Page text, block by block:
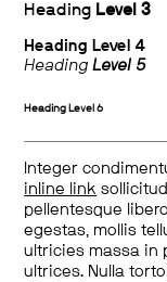
Heading Level 3
Heading Level 4
HeadingLevel 5
Heading Level 6
Integer
inline link
pellentesque
egestas, mollis
ultricies massa in
ultrices. Nulla